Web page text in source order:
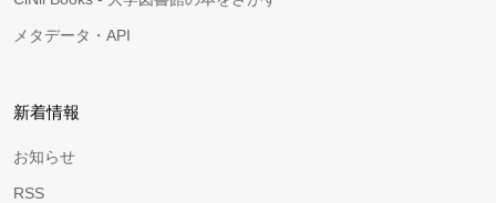
メタデータ・API
新着情報
お知らせ
RSS